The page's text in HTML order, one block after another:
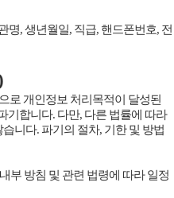
명, 생년월일, 직급, 핸드폰번호, 전
로 개인정보 처리목적이 달성된
기합니다. 다만, 다른 법률에 따라
니다. 파기의 절차, 기한 및 방법
부 방침 및 관련 법령에 따라 일정